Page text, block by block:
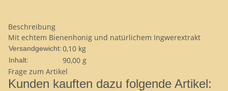
Beschreibung
Mit echtem Bienenhonig und natürlichem Ingwerextrakt
Versandgewicht:0,10 kg
Inhalt:
90,00 g
Frage zum Artikel
Kunden kauften dazu folgende Artikel: